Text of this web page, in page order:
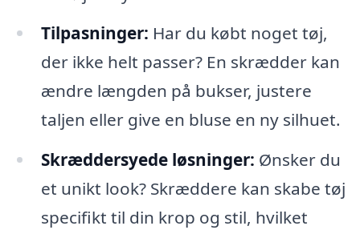
Tilpasninger: Har du købt noget tøj,
der ikke helt passer? En skrædder kan
ændre længden på bukser, justere
taljen eller give en bluse en ny silhuet.
Skræddersyede løsninger: Ønsker du
et unikt look? Skræddere kan skabe tøj
specifikt til din krop og stil, hvilket